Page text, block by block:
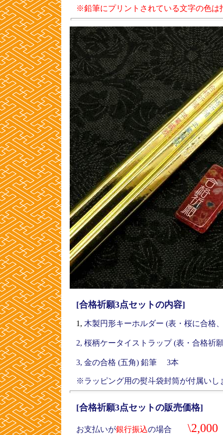
※鉛筆にプリントされている文字の色は
[合格祈願3点セットの内容]
1, 木製円形キーホルダー (表・桜に合
2, 桜柄ケータイストラップ (表・合格
3, 金の合格 (五角) 鉛筆 3本
※ラッピング用の熨斗袋封筒が付属いし
[合格祈願3点セットの販売価格]
お支払いが銀行振込の場合 \2,000